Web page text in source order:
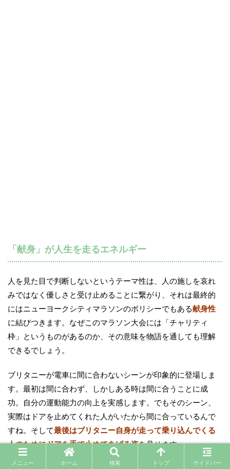
「献身」が人生を走るエネルギー
人を見た目で判断しないというテーマ性は、人の施しを哀れ
みではなく優しさと受け止めることに繋がり、それは最終的
にはニューヨークシティマラソンのポリシーでもある献身性
に結びつきます。なぜこのマラソン大会には「チャリティ
枠」というものがあるのか、その意味を物語を通しても理解
できるでしょう。
ブリタニーが電車に間に合わないシーンが印象的に登場しま
す。最初は間に合わず、しかしある時は間に合うことに成
功。自分の運動能力の向上を実感します。でもそのシーン、
実際はドアを止めてくれた人がいたから間に合っているんで
すね。そして最後はブリタニー自身が走って乗り込んでくる
人のためにドアを手で止めてあげる姿を見せます。
メニュー ホーム 検索 トップ サイドバー